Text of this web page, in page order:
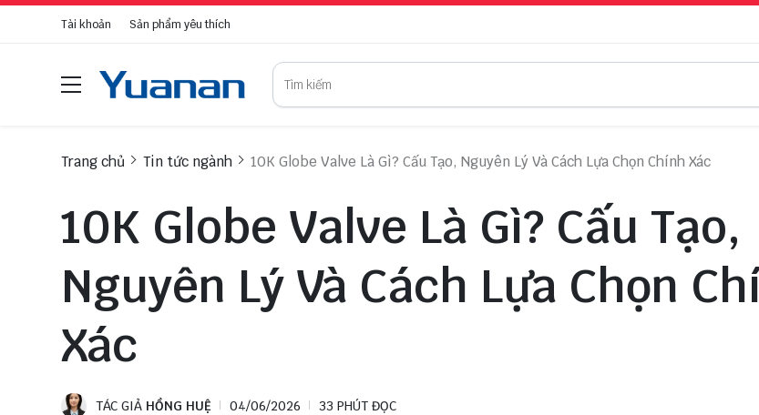
Tài khoản Sản phẩm yêu thích
Trang chủ Tin tức ngành 10K Globe Valve Là Gì? Cấu Tạo, Nguyên Lý Và Cách Lựa Chọn Chính Xác
10K Globe Valve Là Gì? Cấu Tạo,
Nguyên Lý Và Cách Lựa Chọn
Xác
TÁC GIẢ HỒNG HUỆ 04/06/2026 33 PHÚT ĐỌC